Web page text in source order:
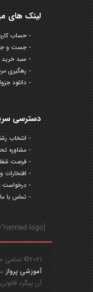
لینک های
حساب
جست و جو
سبد خرید
رهگیری
دانلود
دسترسی
انتخاب رشته
مشاوره
فرصت
افتخارات
درخواست
تماس با ما
[rev_slider alias="nemad-logo"]
2021© تمامی حقوق این سایت متعلق به
آموزشی پرواز
آن پیگرد